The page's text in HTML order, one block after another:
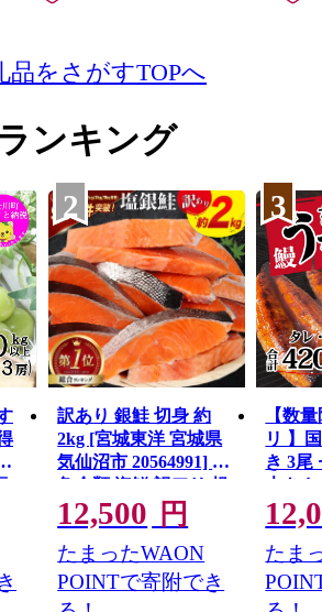
品をさがすTOPへ
ンキング
2
訳あり 銀鮭 切身 約
2kg [宮城東洋 宮城県
気仙沼市 20564991] 鮭
魚介類 海鮮 訳アリ 規
格外 不揃い さけ サケ
鮭切身 シャケ 切り身
冷凍 家庭用 おかず 弁
当 支援 サーモン 銀鮭
切り身 魚 わけあり
12,500 円
たまったWAON
POINTで寄附でき
3
【数
リ 】
き 3尾
大き
レ・
鰻 ふ
な重
茨城
と納
たま